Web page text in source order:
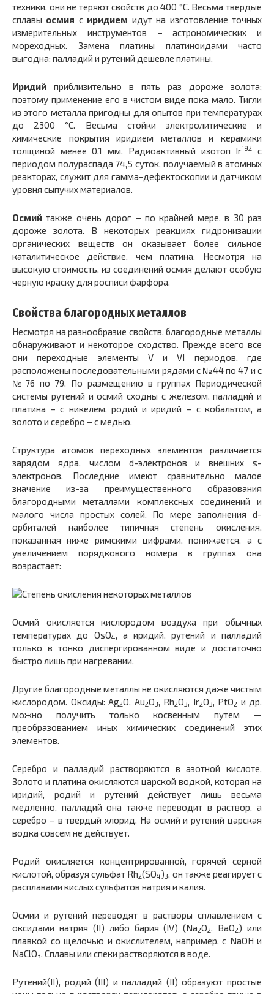
техники, они не теряют свойств до 400 °С. Весьма твердые
сплавы осмия с иридием идут на изготовление точных
измерительных инструментов – астрономических и
мореходных. Замена платины платиноидами часто
выгодна: палладий и рутений дешевле платины.
Иридий приблизительно в пять раз дороже золота;
поэтому применение его в чистом виде пока мало. Тигли
из этого металла пригодны для опытов при температурах
до 2300 °С. Весьма стойки электролитические и
химические покрытия иридием металлов и керамики
толщиной менее 0,1 мм. Радиоактивный изотоп Ir192
с
периодом полураспада 74,5 суток, получаемый в атомных
реакторах, служит для гамма-дефектоскопии и датчиком
уровня сыпучих материалов.
Осмий также очень дорог – по крайней мере, в 30 раз
дороже золота. В некоторых реакциях гидронизации
органических веществ он оказывает более сильное
каталитическое действие, чем платина. Несмотря на
высокую стоимость, из соединений осмия делают особую
черную краску для росписи фарфора.
Свойства благородных металлов
Несмотря на разнообразие свойств, благородные металлы
обнаруживают и некоторое сходство. Прежде всего все
они переходные элементы V и VI периодов, где
расположены последовательными рядами с №44 по 47 и с
№76 по 79. По размещению в группах Периодической
системы рутений и осмий сходны с железом, палладий и
платина – с никелем, родий и иридий – с кобальтом, а
золото и серебро – с медью.
Структура атомов переходных элементов различается
зарядом ядра, числом d-электронов и внешних s-
электронов. Последние имеют сравнительно малое
значение из-за преимущественного образования
благородными металлами комплексных соединений и
малого числа простых солей. По мере заполнения d-
орбиталей наиболее типичная степень окисления,
показанная ниже римскими цифрами, понижается, а с
увеличением порядкового номера в группах она
возрастает:
Осмий окисляется кислородом воздуха при обычных
температурах до OsO4
, а иридий, рутений и палладий
только в тонко диспергированном виде и достаточно
быстро лишь при нагревании.
Другие благородные металлы не окисляются даже чистым
кислородом. Оксиды: Ag2O, Au2O3 , Rh2O3 , Ir2O3 , PtO2 и др.
можно получить только косвенным путем —
преобразованием иных химических соединений этих
элементов.
Серебро и палладий растворяются в азотной кислоте.
Золото и платина окисляются царской водкой, которая на
иридий, родий и рутений действует лишь весьма
медленно, палладий она также переводит в раствор, а
серебро – в твердый хлорид. На осмий и рутений царская
водка совсем не действует.
Родий окисляется концентрированной, горячей серной
кислотой, образуя сульфат Rh2(SO4)3 , он также реагирует с
расплавами кислых сульфатов натрия и калия.
Осмии и рутений переводят в растворы сплавлением с
оксидами натрия (II) либо бария (IV) (Na2O2 , BaO2) или
плавкой со щелочью и окислителем, например, с NaOH и
NaClO3 . Сплавы или спеки растворяются в воде.
Рутений(II), родий (III) и палладий (II) образуют простые